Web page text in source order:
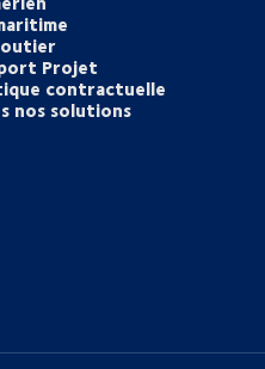
Projet
contractuelle
nos solutions